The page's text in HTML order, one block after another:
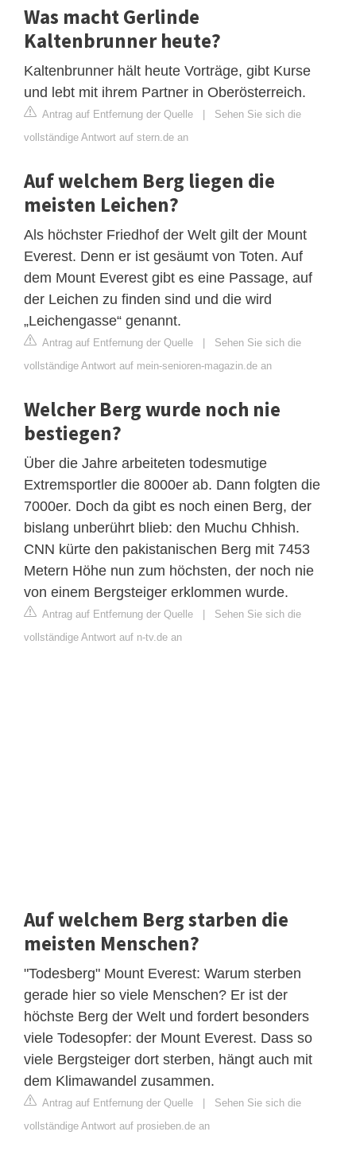
Was macht Gerlinde
Kaltenbrunner heute?
Kaltenbrunner hält heute Vorträge, gibt Kurse
und lebt mit ihrem Partner in Oberösterreich.
Antrag auf Entfernung der Quelle | Sehen Sie sich die
vollständige Antwort auf stern.de an
Auf welchem Berg liegen die
meisten Leichen?
Als höchster Friedhof der Welt gilt der Mount
Everest. Denn er ist gesäumt von Toten. Auf
dem Mount Everest gibt es eine Passage, auf
der Leichen zu finden sind und die wird
„Leichengasse“ genannt.
Antrag auf Entfernung der Quelle | Sehen Sie sich die
vollständige Antwort auf mein-senioren-magazin.de an
Welcher Berg wurde noch nie
bestiegen?
Über die Jahre arbeiteten todesmutige
Extremsportler die 8000er ab. Dann folgten die
7000er. Doch da gibt es noch einen Berg, der
bislang unberührt blieb: den Muchu Chhish.
CNN kürte den pakistanischen Berg mit 7453
Metern Höhe nun zum höchsten, der noch nie
von einem Bergsteiger erklommen wurde.
Antrag auf Entfernung der Quelle | Sehen Sie sich die
vollständige Antwort auf n-tv.de an
Auf welchem Berg starben die
meisten Menschen?
"Todesberg" Mount Everest: Warum sterben
gerade hier so viele Menschen? Er ist der
höchste Berg der Welt und fordert besonders
viele Todesopfer: der Mount Everest. Dass so
viele Bergsteiger dort sterben, hängt auch mit
dem Klimawandel zusammen.
Antrag auf Entfernung der Quelle | Sehen Sie sich die
vollständige Antwort auf prosieben.de an